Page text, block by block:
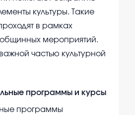
культуры. Такие
в рамках
мероприятий.
частью культурной
программы и курсы
программы